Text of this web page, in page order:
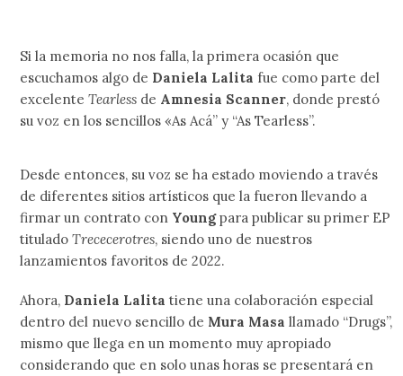
Si la memoria no nos falla, la primera ocasión que
escuchamos algo de Daniela Lalita fue como parte del
excelenteTearless de Amnesia Scanner, donde prestó
su voz en los sencillos «As Acá” y “As Tearless”.
Desde entonces, su voz se ha estado moviendo a través
de diferentes sitios artísticos que la fueron llevando a
firmar un contrato con Youngpara publicar su primer EP
titulado Trececerotres, siendo uno de nuestros
lanzamientos favoritos de 2022.
Ahora, Daniela Lalita tiene una colaboración especial
dentro del nuevo sencillo de Mura Masa llamado “Drugs”,
mismo que llega en un momento muy apropiado
considerando que en solo unas horas se presentará en